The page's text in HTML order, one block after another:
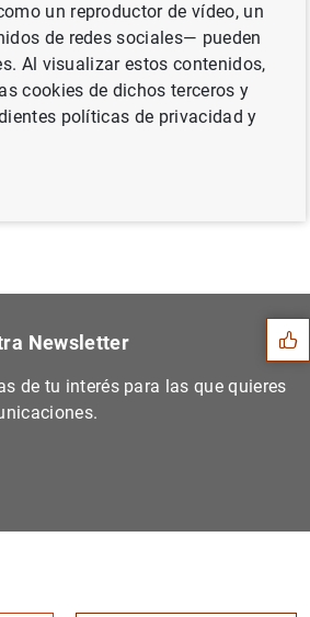
Siguiente
sobre la integració...
Sugerencias
Newsletter
de tu interés para las que quieres
un reproductor de vídeo, un
de redes sociales— pueden
Al visualizar estos contenidos,
cookies de dichos terceros y
políticas de privacidad y